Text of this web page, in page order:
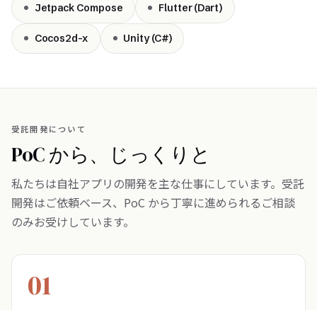
Jetpack Compose Flutter (Dart)
Cocos2d-x Unity (C#)
受託開発について
PoC から、じっくりと
私たちは自社アプリの開発を主な仕事にしています。受託
開発はご依頼ベース、PoC から丁寧に進められるご相談
のみお受けしています。
01